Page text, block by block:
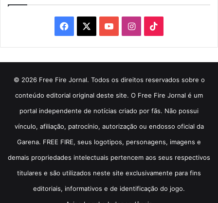
Facebook YouTubeInstagram
© 2026 Free Fire Jornal. Todos os direitos reservados sobre o
conteúdo editorial original deste site. O Free Fire Jornal é um
portal independente de notícias criado por fãs. Não possui
vínculo, afiliação, patrocínio, autorização ou endosso oficial da
Garena. FREE FIRE, seus logotipos, personagens, imagens e
demais propriedades intelectuais pertencem aos seus respectivos
titulares e são utilizados neste site exclusivamente para fins
editoriais, informativos e de identificação do jogo.